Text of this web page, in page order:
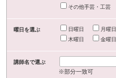
その他手芸・工芸
曜日を選ぶ 日曜日 月曜日
木曜日
金曜日
講師名で選ぶ
※部分一致可